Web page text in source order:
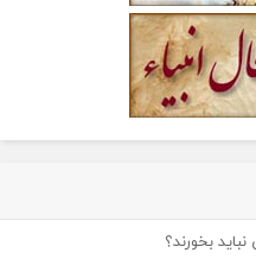
بخورند؟